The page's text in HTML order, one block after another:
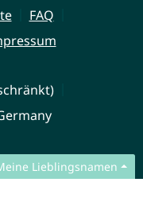
Lieblingsnamen
FAQ